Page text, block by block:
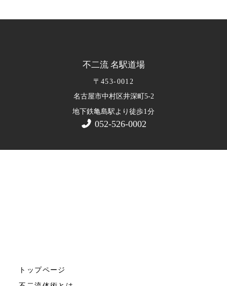
不二流 名駅道場
〒453-0012
名古屋市中村区井深町5-2
地下鉄亀島駅より徒歩1分
052-526-0002
トップページ